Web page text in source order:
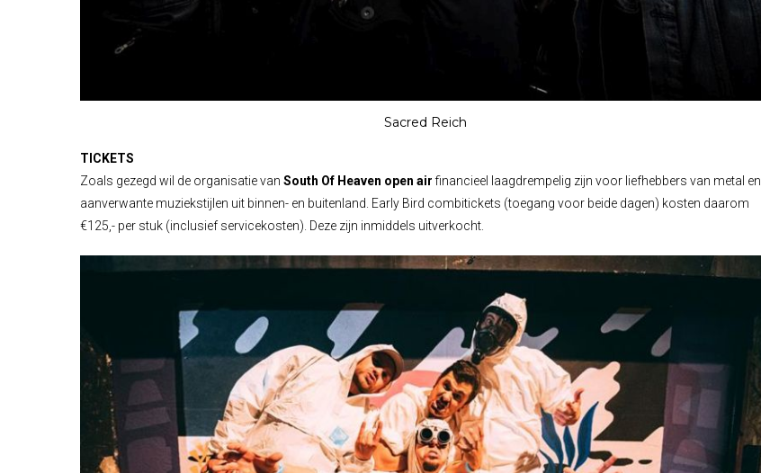
Sacred Reich
TICKETS
Zoals gezegd wil de organisatie van South Of Heaven open airfinancieel laagdrempelig zijn voor liefhebbers van metal en
aanverwante muziekstijlen uit binnen- en buitenland. Early Bird combitickets (toegang voor beide dagen) kosten daarom
€125,- per stuk (inclusief servicekosten). Deze zijn inmiddels uitverkocht.